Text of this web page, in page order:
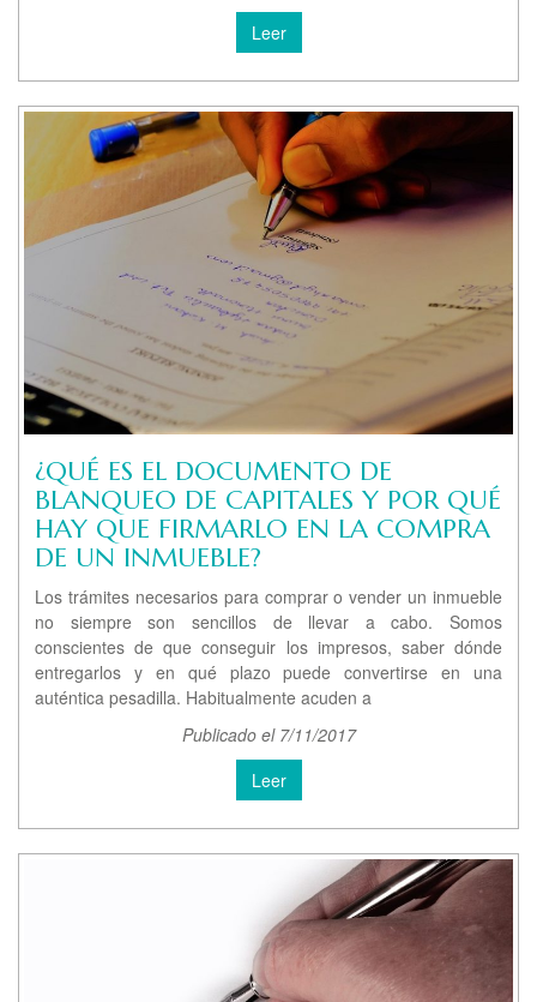
Leer
¿QUÉ ES EL DOCUMENTO DE
BLANQUEO DE CAPITALES Y POR QUÉ
HAY QUE FIRMARLO EN LA COMPRA
DE UN INMUEBLE?
Los trámites necesarios para comprar o vender un inmueble
no siempre son sencillos de llevar a cabo. Somos
conscientes de que conseguir los impresos, saber dónde
entregarlos y en qué plazo puede convertirse en una
auténtica pesadilla. Habitualmente acuden a
Publicado el 7/11/2017
Leer